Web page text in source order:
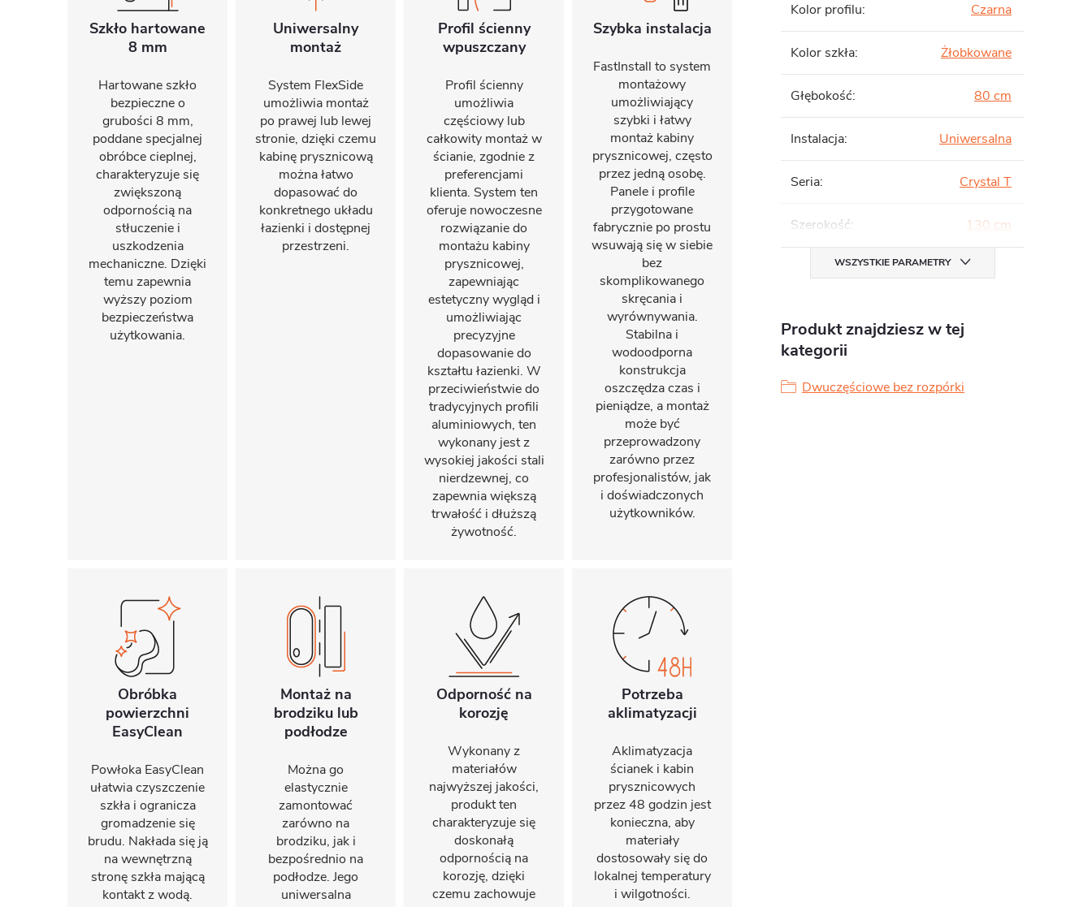
Szkło hartowane
8 mm
Hartowane szkło
bezpieczne o
grubości 8 mm,
poddane specjalnej
obróbce cieplnej,
charakteryzuje się
zwiększoną
odpornością na
stłuczenie i
uszkodzenia
mechaniczne. Dzięki
temu zapewnia
wyższy poziom
bezpieczeństwa
użytkowania.
Uniwersalny
montaż
System FlexSide
umożliwia montaż
po prawej lub lewej
stronie, dzięki czemu
kabinę prysznicową
można łatwo
dopasować do
konkretnego układu
łazienki i dostępnej
przestrzeni.
Profil ścienny
wpuszczany
Profil ścienny
umożliwia
częściowy lub
całkowity montaż w
ścianie, zgodnie z
preferencjami
klienta. System ten
oferuje nowoczesne
rozwiązanie do
montażu kabiny
prysznicowej,
zapewniając
estetyczny wygląd i
umożliwiając
precyzyjne
dopasowanie do
kształtu łazienki. W
przeciwieństwie do
tradycyjnych profili
aluminiowych, ten
wykonany jest z
wysokiej jakości stali
nierdzewnej, co
zapewnia większą
trwałość i dłuższą
żywotność.
Szybka instalacja
FastInstall to system
montażowy
umożliwiający
szybki i łatwy
montaż kabiny
prysznicowej, często
przez jedną osobę.
Panele i profile
przygotowane
fabrycznie po prostu
wsuwają się w siebie
bez
skomplikowanego
skręcania i
wyrównywania.
Stabilna i
wodoodporna
konstrukcja
oszczędza czas i
pieniądze, a montaż
może być
przeprowadzony
zarówno przez
profesjonalistów, jak
i doświadczonych
użytkowników.
Obróbka
powierzchni
EasyClean
Powłoka EasyClean
ułatwia czyszczenie
szkła i ogranicza
gromadzenie się
brudu. Nakłada się ją
na wewnętrzną
stronę szkła mającą
kontakt z wodą.
Montaż na
brodziku lub
podłodze
Można go
elastycznie
zamontować
zarówno na
brodziku, jak i
bezpośrednio na
podłodze. Jego
uniwersalna
Odporność na
korozję
Wykonany z
materiałów
najwyższej jakości,
produkt ten
charakteryzuje się
doskonałą
odpornością na
korozję, dzięki
czemu zachowuje
Potrzeba
aklimatyzacji
Aklimatyzacja
ścianek i kabin
prysznicowych
przez 48 godzin jest
konieczna, aby
materiały
dostosowały się do
lokalnej temperatury
i wilgotności.
Kolor profilu: Czarna
Kolor szkła: Żłobkowane
Głębokość: 80 cm
Instalacja: Uniwersalna
Seria: Crystal T
Szerokość: 130 cm
WSZYSTKIE PARAMETRY
Produkt znajdziesz w tej
kategorii
Dwuczęściowe bez rozpórki